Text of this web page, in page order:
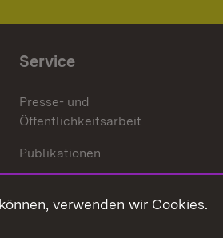
Service
Presse- und
Öffentlichkeitsarbeit
Publikationen
Mediathek
verwenden wir Cookies.